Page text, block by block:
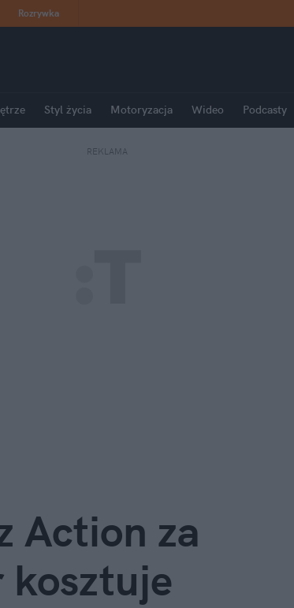
Rozrywka
Styl życia Motoryzacja Wideo Podcasty
REKLAMA
Action za
kosztuje